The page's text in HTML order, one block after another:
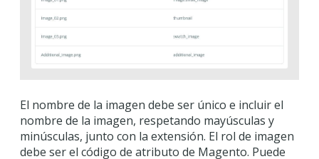
El nombre de la imagen debe ser único e incluir el
nombre de la imagen, respetando mayúsculas y
minúsculas, junto con la extensión. El rol de imagen
debe ser el código de atributo de Magento. Puede